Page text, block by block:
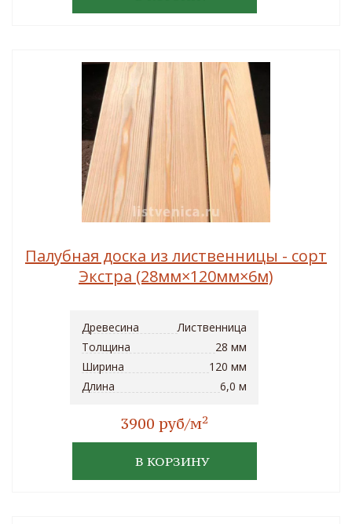
Палубная доска из лиственницы - сорт
Экстра (28мм×120мм×6м)
Древесина
Лиственница
Толщина
28 мм
Ширина
120 мм
Длина
6,0 м
3900 руб/м2
В КОРЗИНУ